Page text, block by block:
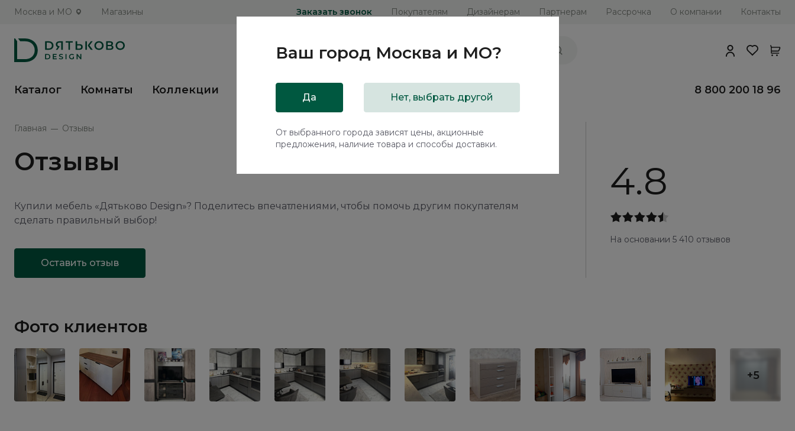
Москва и МО Магазины Заказать звонок Покупателям Дизайнерам Партнерам Рассрочка О компании Контакты
Каталог Комнаты Коллекции Распродажа 8 800 200 18 96
Главная Отзывы
Отзывы
Купили мебель «Дятьково Design»? Поделитесь впечатлениями, чтобы помочь другим покупателям
сделать правильный выбор!
Оставить отзыв
4.8
На основании 5 410 отзывов
Фото клиентов
+5
Ваш город Москва и МО?
Да Нет, выбрать другой
От выбранного города зависят цены, акционные
предложения, наличие товара и способы доставки.